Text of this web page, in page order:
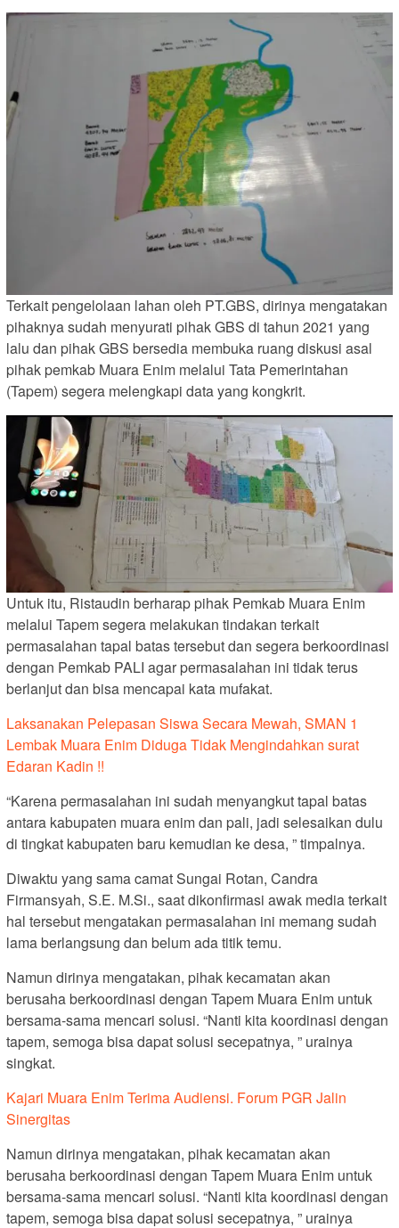
Terkait pengelolaan lahan oleh PT.GBS, dirinya mengatakan
pihaknya sudah menyurati pihak GBS di tahun 2021 yang
lalu dan pihak GBS bersedia membuka ruang diskusi asal
pihak pemkab Muara Enim melalui Tata Pemerintahan
(Tapem) segera melengkapi data yang kongkrit.
Untuk itu, Ristaudin berharap pihak Pemkab Muara Enim
melalui Tapem segera melakukan tindakan terkait
permasalahan tapal batas tersebut dan segera berkoordinasi
dengan Pemkab PALI agar permasalahan ini tidak terus
berlanjut dan bisa mencapai kata mufakat.
Laksanakan Pelepasan Siswa Secara Mewah, SMAN 1
Lembak Muara Enim Diduga Tidak Mengindahkan surat
Edaran Kadin !!
“Karena permasalahan ini sudah menyangkut tapal batas
antara kabupaten muara enim dan pali, jadi selesaikan dulu
di tingkat kabupaten baru kemudian ke desa, ” timpalnya.
Diwaktu yang sama camat Sungai Rotan, Candra
Firmansyah, S.E. M.Si., saat dikonfirmasi awak media terkait
hal tersebut mengatakan permasalahan ini memang sudah
lama berlangsung dan belum ada titik temu.
Namun dirinya mengatakan, pihak kecamatan akan
berusaha berkoordinasi dengan Tapem Muara Enim untuk
bersama-sama mencari solusi. “Nanti kita koordinasi dengan
tapem, semoga bisa dapat solusi secepatnya, ” urainya
singkat.
Kajari Muara Enim Terima Audiensi. Forum PGR Jalin
Sinergitas
Namun dirinya mengatakan, pihak kecamatan akan
berusaha berkoordinasi dengan Tapem Muara Enim untuk
bersama-sama mencari solusi. “Nanti kita koordinasi dengan
tapem, semoga bisa dapat solusi secepatnya, ” urainya